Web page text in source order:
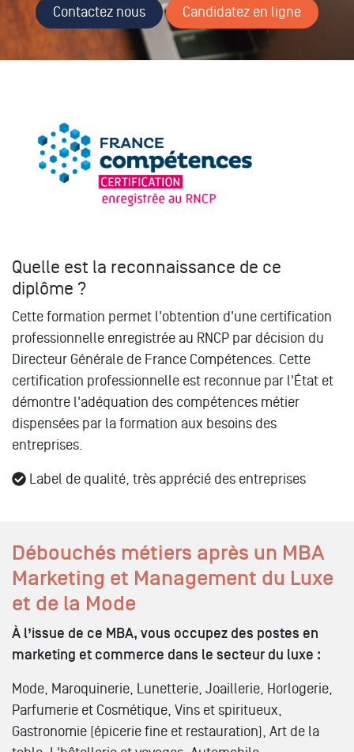
Contactez nous Candidatez en ligne
Quelle est la reconnaissance de ce
diplôme ?
Cette formation permet l'obtention d'une certification
professionnelle enregistrée au RNCP par décision du
Directeur Générale de France Compétences. Cette
certification professionnelle est reconnue par l'État et
démontre l'adéquation des compétences métier
dispensées par la formation aux besoins des
entreprises.
Label de qualité, très apprécié des entreprises
Débouchés métiers après un MBA
Marketing et Management du Luxe
et de la Mode
À l’issue de ce MBA, vous occupez des postes en
marketing et commerce dans le secteur du luxe :
Mode, Maroquinerie, Lunetterie, Joaillerie, Horlogerie,
Parfumerie et Cosmétique, Vins et spiritueux,
Gastronomie (épicerie fine et restauration), Art de la